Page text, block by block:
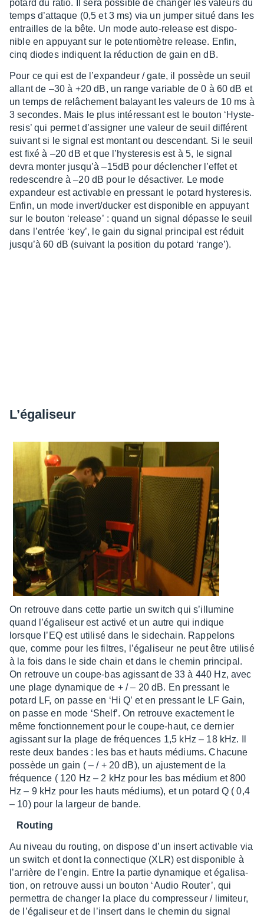
potard du ratio. Il sera possible de chan­ger les valeurs du
temps d’at­taque (0,5 et 3 ms) via un jumper situé dans les
entrailles de la bête. Un mode auto-release est dispo­
nible en appuyant sur le poten­tio­mètre release. Enfin,
cinq diodes indiquent la réduc­tion de gain en dB.
Pour ce qui est de l’ex­pan­deur / gate, il possède un seuil
allant de –30 à +20 dB, un range variable de 0 à 60 dB et
un temps de relâ­che­ment balayant les valeurs de 10 ms à
3 secondes. Mais le plus inté­res­sant est le bouton ‘Hys­te­
re­sis’ qui permet d’as­si­gner une valeur de seuil diffé­rent
suivant si le signal est montant ou descen­dant. Si le seuil
est fixé à –20 dB et que l’hys­te­re­sis est à 5, le signal
devra monter jusqu’à –15dB pour déclen­cher l’ef­fet et
redes­cendre à –20 dB pour le désac­ti­ver. Le mode
expan­deur est acti­vable en pres­sant le potard hyste­re­sis.
Enfin, un mode invert/ducker est dispo­nible en appuyant
sur le bouton ‘relea­se’ : quand un signal dépasse le seuil
dans l’en­trée ‘key’, le gain du signal prin­ci­pal est réduit
jusqu’à 60 dB (suivant la posi­tion du potard ‘ran­ge’).
L’éga­li­seur
On retrouve dans cette partie un switch qui s’illu­mine
quand l’éga­li­seur est activé et un autre qui indique
lorsque l’EQ est utilisé dans le side­chain. Rappe­lons
que, comme pour les filtres, l’éga­li­seur ne peut être utilisé
à la fois dans le side chain et dans le chemin prin­ci­pal.
On retrouve un coupe-bas agis­sant de 33 à 440 Hz, avec
une plage dyna­mique de + / – 20 dB. En pres­sant le
potard LF, on passe en ‘Hi Q’ et en pres­sant le LF Gain,
on passe en mode ‘Shelf’. On retrouve exac­te­ment le
même fonc­tion­ne­ment pour le coupe-haut, ce dernier
agis­sant sur la plage de fréquences 1,5 kHz – 18 kHz. Il
reste deux bandes : les bas et hauts médiums. Chacune
possède un gain ( – / + 20 dB), un ajus­te­ment de la
fréquence ( 120 Hz – 2 kHz pour les bas médium et 800
Hz – 9 kHz pour les hauts médiums), et un potard Q ( 0,4
– 10) pour la largeur de bande.
Routing
Au niveau du routing, on dispose d’un insert acti­vable via
un switch et dont la connec­tique (XLR) est dispo­nible à
l’ar­rière de l’en­gin. Entre la partie dyna­mique et égali­sa­
tion, on retrouve aussi un bouton ‘Audio Router’, qui
permet­tra de chan­ger la place du compres­seur / limi­teur,
de l’éga­li­seur et de l’in­sert dans le chemin du signal